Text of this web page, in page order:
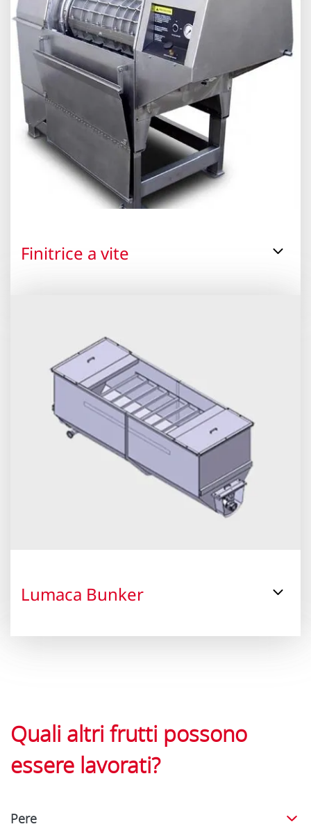
Finitrice a vite
Lumaca Bunker
Quali altri frutti possono
essere lavorati?
Pere